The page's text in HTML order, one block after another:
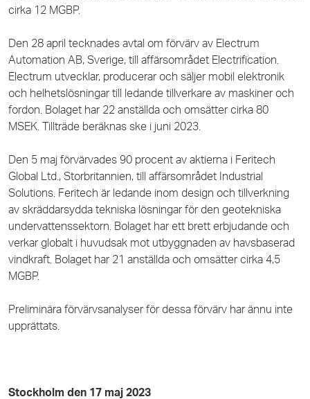
cirka 12 MGBP.
Den 28 april tecknades avtal om förvärv av Electrum
Automation AB, Sverige, till affärsområdet Electrification.
Electrum utvecklar, producerar och säljer mobil elektronik
och helhetslösningar till ledande tillverkare av maskiner och
fordon. Bolaget har 22 anställda och omsätter cirka 80
MSEK. Tillträde beräknas ske i juni 2023.
Den 5 maj förvärvades 90 procent av aktierna i Feritech
Global Ltd., Storbritannien, till affärsområdet Industrial
Solutions. Feritech är ledande inom design och tillverkning
av skräddarsydda tekniska lösningar för den geotekniska
undervattenssektorn. Bolaget har ett brett erbjudande och
verkar globalt i huvudsak mot utbyggnaden av havsbaserad
vindkraft. Bolaget har 21 anställda och omsätter cirka 4,5
MGBP.
Preliminära förvärvsanalyser för dessa förvärv har ännu inte
upprättats.
Stockholm den 17 maj 2023